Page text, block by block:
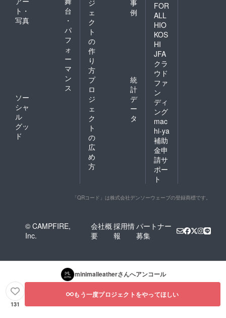
ト・
写真
台
・
パ
フ
ォ
ー
マ
ン
ス
ソー
シャ
ル
グッ
ド
ジ
ェ
ク
ト
の
作
り
方
事
例
プ
ロ
ジ
ェ
ク
ト
の
広
め
方
統
計
デ
ー
タ
FOR
ALL
HIO
KOS
HI
JFA
クラ
ウド
ファ
ン
ディ
ング
mac
hi-ya
補助
金申
請サ
ポー
ト
「QRコード」は株式会社デンソーウェーブの登録商標です。
© CAMPFIRE,
Inc.
会社概
要
採用情
報
パートナー
募集
minimalleatherさんへアンコール
131
もう一度プロジェクトをやってほしい